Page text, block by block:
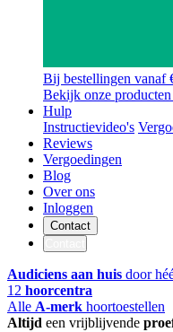
Bij bestellingen vanaf
Bekijk onze
Hulp
Instructievideo's
Reviews
Vergoedingen
Blog
Over ons
Inloggen
Contact
Audiciens aan huis door
12 hoorcentra
Alle A-merk hoortoestellen
Altijd een vrijblijvende